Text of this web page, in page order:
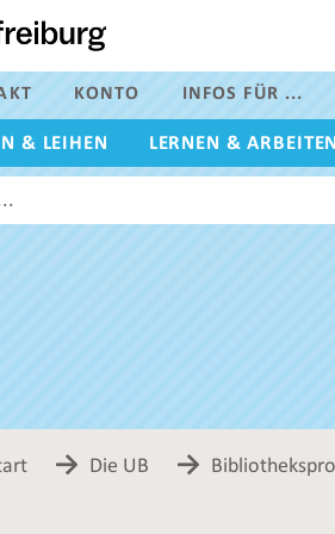
KONTO INFOS FÜR ...
& LEIHEN LERNEN & ARBEITEN
Die UB